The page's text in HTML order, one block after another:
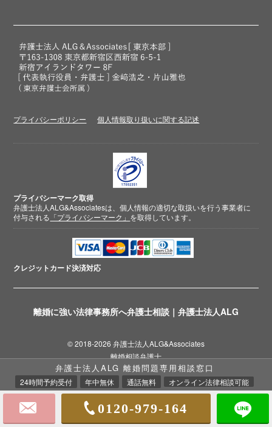
離婚に強い法律事務所へ弁護士相談｜弁護士法人ALG
プライバシーポリシー 個人情報取り扱いに関する記述
プライバシーマーク取得
弁護士法人ALG&Associatesは、個人情報の適切な取扱いを行う事業者に
付与される 「プライバシーマーク」 を取得しています。
クレジットカード決済対応
© 2018-2026 弁護士法人ALG&Associates
離婚相談弁護士
弁護士法人ALG 離婚問題専用相談窓口
24時間予約受付 年中無休 通話無料 オンライン法律相談可能
0120-979-164